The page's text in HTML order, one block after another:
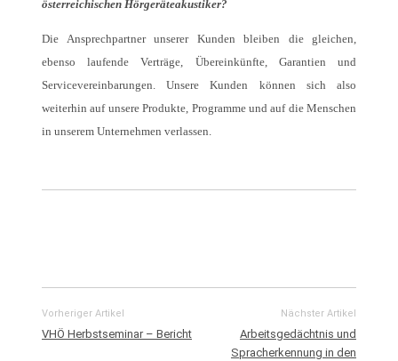
österreichischen Hörgeräteakustiker?
Die Ansprechpartner unserer Kunden bleiben die gleichen,
ebenso laufende Verträge, Übereinkünfte, Garantien und
Servicevereinbarungen. Unsere Kunden können sich also
weiterhin auf unsere Produkte, Programme und auf die Menschen
in unserem Unternehmen verlassen.
Vorheriger Artikel
VHÖ Herbstseminar – Bericht
Nächster Artikel
Arbeitsgedächtnis und
Spracherkennung in den